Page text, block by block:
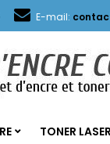
E-mail:
TONER LASER